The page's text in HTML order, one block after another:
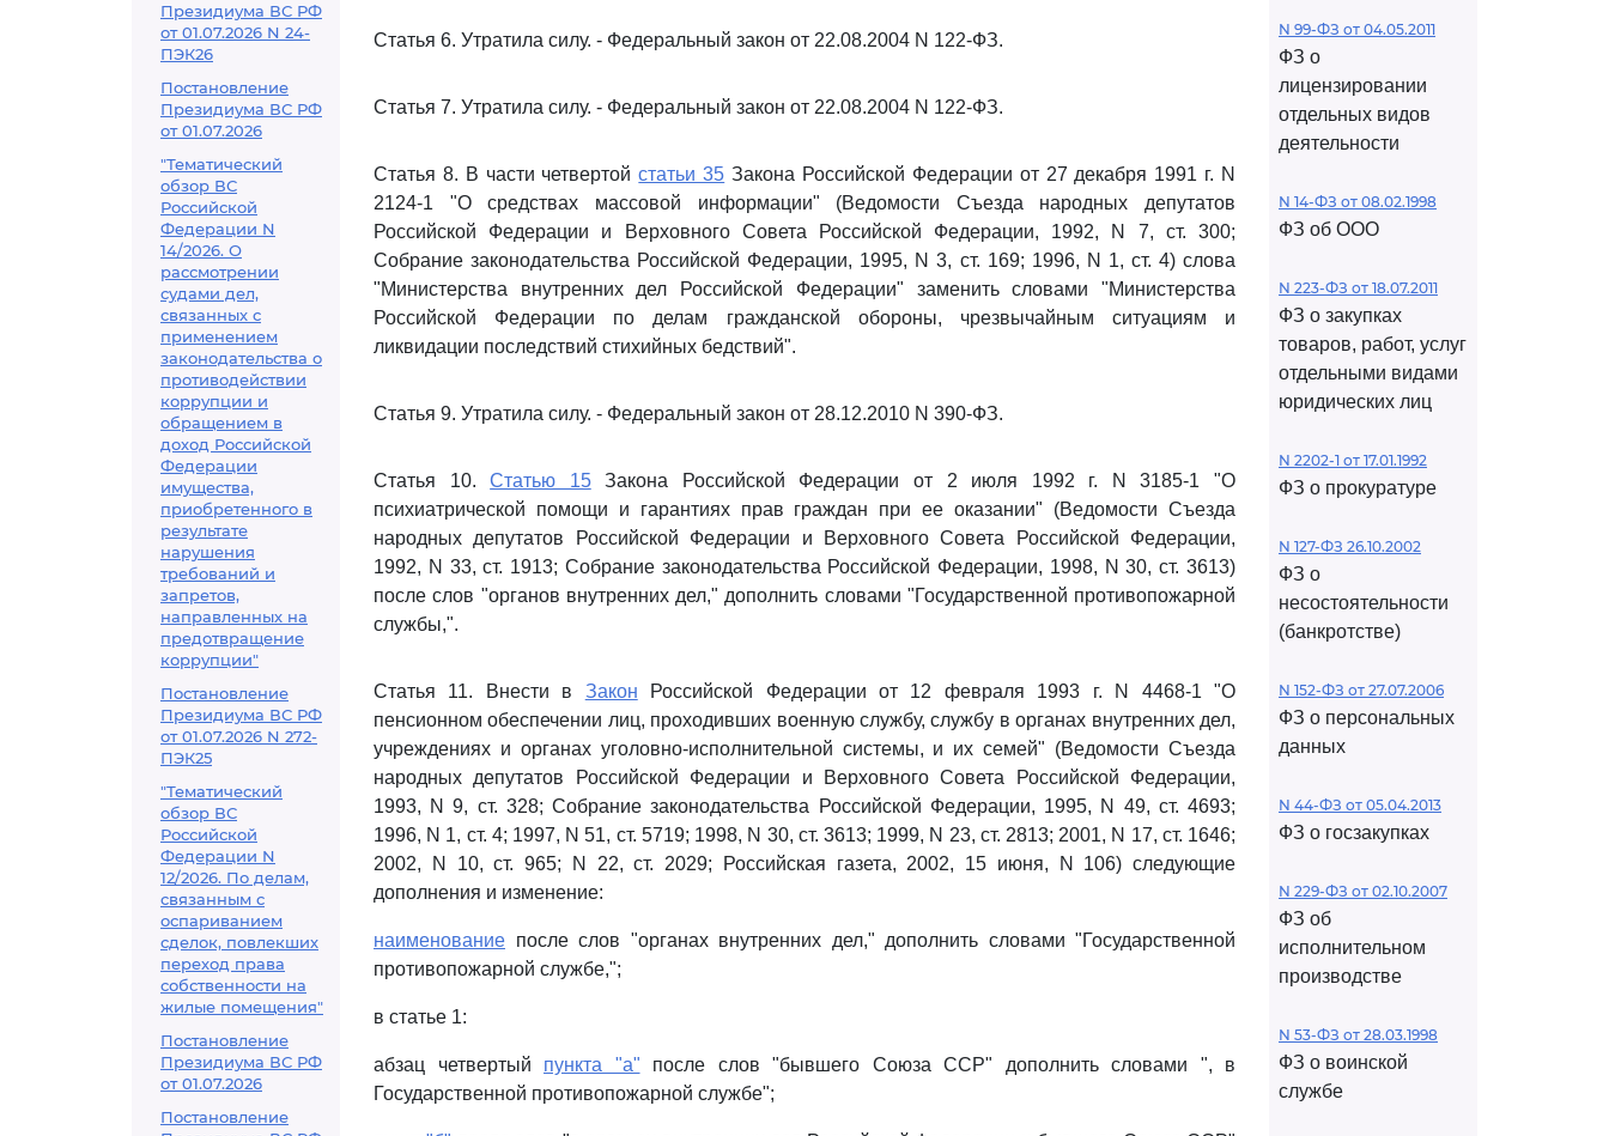
Президиума ВС РФ
от 01.07.2026 N 24-
ПЭК26
Постановление
Президиума ВС РФ
от 01.07.2026
"Тематический
обзор ВС
Российской
Федерации N
14/2026. О
рассмотрении
судами дел,
связанных с
применением
законодательства о
противодействии
коррупции и
обращением в
доход Российской
Федерации
имущества,
приобретенного в
результате
нарушения
требований и
запретов,
направленных на
предотвращение
коррупции"
Постановление
Президиума ВС РФ
от 01.07.2026 N 272-
ПЭК25
"Тематический
обзор ВС
Российской
Федерации N
12/2026. По делам,
связанным с
оспариванием
сделок, повлекших
переход права
собственности на
жилые помещения"
Постановление
Президиума ВС РФ
от 01.07.2026
Постановление
Статья 6. Утратила силу. - Федеральный закон от 22.08.2004 N 122-ФЗ.
Статья 7. Утратила силу. - Федеральный закон от 22.08.2004 N 122-ФЗ.
Статья 8. В части четвертойстатьи 35 Закона Российской Федерации от 27 декабря 1991 г. N
2124-1 "О средствах массовой информации" (Ведомости Съезда народных депутатов
Российской Федерации и Верховного Совета Российской Федерации, 1992, N 7, ст. 300;
Собрание законодательства Российской Федерации, 1995, N 3, ст. 169; 1996, N 1, ст. 4) слова
"Министерства внутренних дел Российской Федерации" заменить словами "Министерства
Российской Федерации по делам гражданской обороны, чрезвычайным ситуациям и
ликвидации последствий стихийных бедствий".
Статья 9. Утратила силу. - Федеральный закон от 28.12.2010 N 390-ФЗ.
Статья 10.Статью 15Закона Российской Федерации от 2 июля 1992 г. N 3185-1 "О
психиатрической помощи и гарантиях прав граждан при ее оказании" (Ведомости Съезда
народных депутатов Российской Федерации и Верховного Совета Российской Федерации,
1992, N 33, ст. 1913; Собрание законодательства Российской Федерации, 1998, N 30, ст. 3613)
после слов "органов внутренних дел," дополнить словами "Государственной противопожарной
службы,".
Статья 11. Внести в Закон Российской Федерации от 12 февраля 1993 г. N 4468-1 "О
пенсионном обеспечении лиц, проходивших военную службу, службу в органах внутренних дел,
учреждениях и органах уголовно-исполнительной системы, и их семей" (Ведомости Съезда
народных депутатов Российской Федерации и Верховного Совета Российской Федерации,
1993, N 9, ст. 328; Собрание законодательства Российской Федерации, 1995, N 49, ст. 4693;
1996, N 1, ст. 4; 1997, N 51, ст. 5719; 1998, N 30, ст. 3613; 1999, N 23, ст. 2813; 2001, N 17, ст. 1646;
2002, N 10, ст. 965; N 22, ст. 2029; Российская газета, 2002, 15 июня, N 106) следующие
дополнения и изменение:
наименование после слов "органах внутренних дел," дополнить словами "Государственной
противопожарной службе,";
в статье 1:
абзац четвертый пункта "а" после слов "бывшего Союза ССР" дополнить словами ", в
Государственной противопожарной службе";
N 99-ФЗ от 04.05.2011
ФЗ о
лицензировании
отдельных видов
деятельности
N 14-ФЗ от 08.02.1998
ФЗ об ООО
N 223-ФЗ от 18.07.2011
ФЗ о закупках
товаров, работ, услуг
отдельными видами
юридических лиц
N 2202-1 от 17.01.1992
ФЗ о прокуратуре
N 127-ФЗ 26.10.2002
ФЗ о
несостоятельности
(банкротстве)
N 152-ФЗ от 27.07.2006
ФЗ о персональных
данных
N 44-ФЗ от 05.04.2013
ФЗ о госзакупках
N 229-ФЗ от 02.10.2007
ФЗ об
исполнительном
производстве
N 53-ФЗ от 28.03.1998
ФЗ о воинской
службе